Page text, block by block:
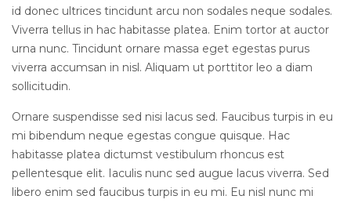
id donec ultrices tincidunt arcu non sodales neque sodales.
Viverra tellus in hac habitasse platea. Enim tortor at auctor
urna nunc. Tincidunt ornare massa eget egestas purus
viverra accumsan in nisl. Aliquam ut porttitor leo a diam
sollicitudin.
Ornare suspendisse sed nisi lacus sed. Faucibus turpis in eu
mi bibendum neque egestas congue quisque. Hac
habitasse platea dictumst vestibulum rhoncus est
pellentesque elit. Iaculis nunc sed augue lacus viverra. Sed
libero enim sed faucibus turpis in eu mi. Eu nisl nunc mi